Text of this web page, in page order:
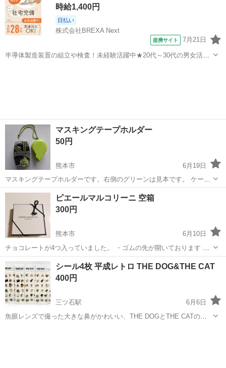
マスキングテープ時給1,400円
日払い
株式会社BREXA Next
提携サイト 7月21日
半導体製造装置の組立や検査！未経験活躍中★20代～30代の男女活躍
マスキングテープホルダー
50円
熊本市
6月19日
マスキングテープホルダーです。右側のグリーンは見本です。 ケース
に入ってるものになります。
熊本 熊本市 ラッピング用品 マスキングテープ
ピエールマルコリーニ 空箱
300円
熊本市
6月10日
チョコレートが4つ入っていました。 ・ゴムの先が開いております ・
チョコレートのシミがあります（5枚目参照） 以上を御理解いただけ
る方 お譲りさせていただきます𓂃◌𓈒𓐍𓈒
熊本 熊本市 ラッピング用品
シール4枚 平成レトロ THE DOG&THE CAT
400円
三ツ石駅
6月6日
魚眼レンズで撮った大きな鼻がかわいい、THE DOGとTHE CATのシ